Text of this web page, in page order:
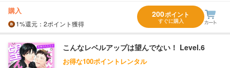
購入
1%還元 ：2ポイント獲得
200ポイント
すぐに購入
こんなレベルアップは望んでない！ Level.6
お得な100ポイントレンタル